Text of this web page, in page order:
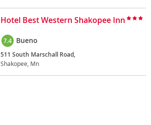
Hotel Best Western Shakopee Inn
7.4 Bueno
511 South Marschall Road,
Shakopee, Mn